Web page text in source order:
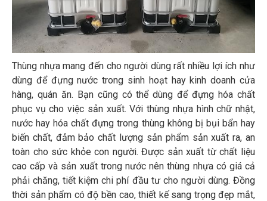
Thùng nhựa mang đến cho người dùng rất nhiều lợi ích như
dùng để đựng nước trong sinh hoạt hay kinh doanh cửa
hàng, quán ăn. Bạn cũng có thể dùng để đựng hóa chất
phục vụ cho việc sản xuất. Với thùng nhựa hình chữ nhật,
nước hay hóa chất đựng trong thùng không bị bụi bẩn hay
biến chất, đảm bảo chất lượng sản phẩm sản xuất ra, an
toàn cho sức khỏe con người. Được sản xuất từ chất liệu
cao cấp và sản xuất trong nước nên thùng nhựa có giá cả
phải chăng, tiết kiệm chi phí đầu tư cho người dùng. Đồng
thời sản phẩm có độ bền cao, thiết kế sang trọng đẹp mắt,